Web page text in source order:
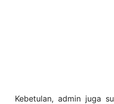
Kebetulan, admin juga